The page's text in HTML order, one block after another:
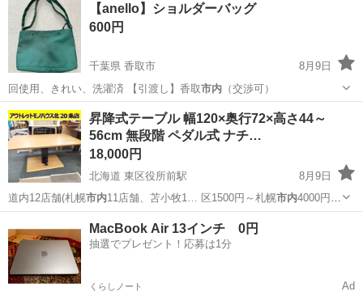
【anello】ショルダーバッグ
600円
千葉県 香取市
8月9日
回使用、きれい、洗濯済 【引渡し】香取市内（交渉可）
千葉 香取市 バッグ anello
昇降式テーブル 幅120×奥行72×高さ44～
56cm 無段階 ペダル式 ナチ…
18,000円
北海道 東区役所前駅
8月9日
道内12店舗(札幌市内11店舗、苫小牧1… 区1500円～札幌市内4000円程
度） …
テーブル ペダル
MacBook Air 13インチ 0円
抽選でプレゼント！応募は1分
くらしノート Ad